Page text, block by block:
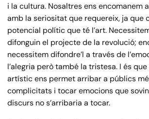
i la cultura. Nosaltres ens encomanem
amb la seriositat que requereix, ja que
potencial polític que té l’art.
difonguin el projecte de la revolució;
necessitem difondre’l a través de
l’alegria però també la tristesa. I és
artístic ens permet arribar a públics
complicitats i tocar emocions que
discurs no s’arribaria a tocar.